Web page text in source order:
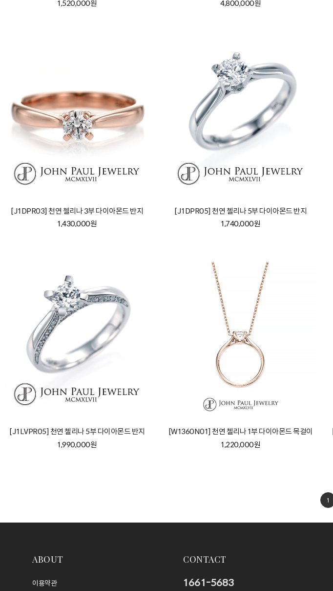
1,520,000원
4,800,000원
[J1DPR03] 천연 첼리나 3부 다이아몬드 반지
1,430,000원
[J1DPR05] 천연 첼리나 5부 다이아몬드 반지
1,740,000원
[J1LVPR05] 천연 첼리나 5부 다이아몬드 반지
1,990,000원
[W1360N01] 천연 첼리나 1부 다이아몬드 목걸이
1,220,000원
1
ABOUT
이용약관
CONTACT
1661-5683